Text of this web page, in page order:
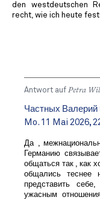
den westdeutschen
recht, wie ich heute
Antwort auf Petra
Частных
Mo. 11 Mai 2026,
Да ,
Германию
общаться так , как
общались теснее
представить
ужасным